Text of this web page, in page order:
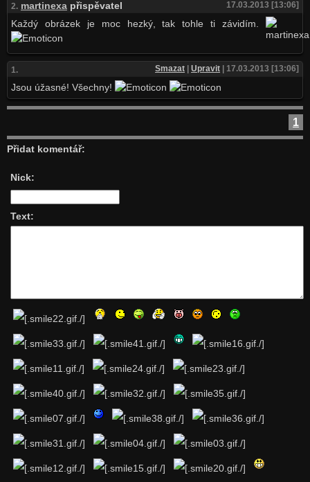
2. martinexapřispěvatel 17.03.2013 [13:06]
Každý obrázek je moc hezký, tak tohle ti závidím.
1. Smazat |Upravit | 17.03.2013 [13:06]
Jsou úžasné! Všechny!
1
Přidat komentář:
Nick:
Text: